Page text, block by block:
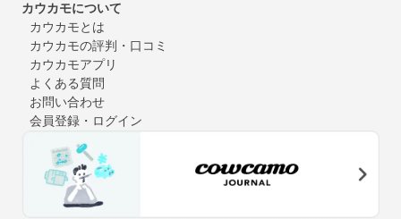
カウカモについて
カウカモとは
カウカモの評判・口コミ
カウカモアプリ
よくある質問
お問い合わせ
会員登録・ログイン